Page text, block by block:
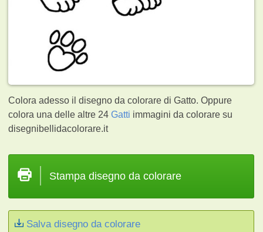
Colora adesso il disegno da colorare di Gatto. Oppure
colora una delle altre 24Gatti immagini da colorare su
disegnibellidacolorare.it
Stampa disegno da colorare
Salva disegno da colorare